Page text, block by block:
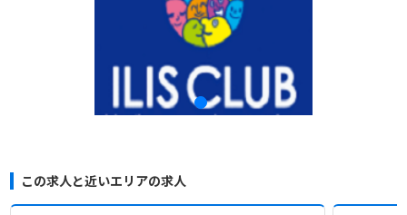
この求人と近いエリアの求人